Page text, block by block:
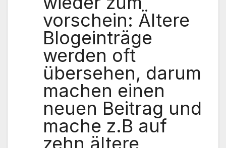
vorschein: Ältere
Blogeinträge
werden oft
übersehen, darum
machen einen
neuen Beitrag und
mache z.B auf